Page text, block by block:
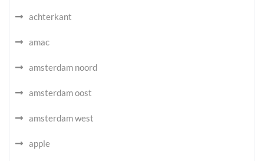
achterkant
amac
amsterdam noord
amsterdam oost
amsterdam west
apple